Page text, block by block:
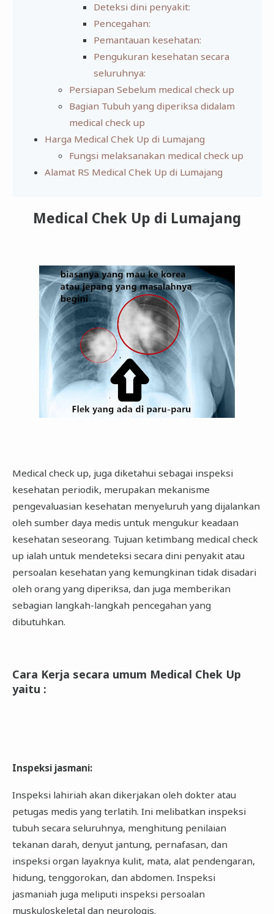
Deteksi dini penyakit:
Pencegahan:
Pemantauan kesehatan:
Pengukuran kesehatan secara
seluruhnya:
Persiapan Sebelum medical check up
Bagian Tubuh yang diperiksa didalam
medical check up
Harga Medical Chek Up di Lumajang
Fungsi melaksanakan medical check up
Alamat RS Medical Chek Up di Lumajang
Medical Chek Up di Lumajang
Medical check up, juga diketahui sebagai inspeksi
kesehatan periodik, merupakan mekanisme
pengevaluasian kesehatan menyeluruh yang dijalankan
oleh sumber daya medis untuk mengukur keadaan
kesehatan seseorang. Tujuan ketimbang medical check
up ialah untuk mendeteksi secara dini penyakit atau
persoalan kesehatan yang kemungkinan tidak disadari
oleh orang yang diperiksa, dan juga memberikan
sebagian langkah-langkah pencegahan yang
dibutuhkan.
Cara Kerja secara umum Medical Chek Up
yaitu :
Inspeksi jasmani:
Inspeksi lahiriah akan dikerjakan oleh dokter atau
petugas medis yang terlatih. Ini melibatkan inspeksi
tubuh secara seluruhnya, menghitung penilaian
tekanan darah, denyut jantung, pernafasan, dan
inspeksi organ layaknya kulit, mata, alat pendengaran,
hidung, tenggorokan, dan abdomen. Inspeksi
jasmaniah juga meliputi inspeksi persoalan
muskuloskeletal dan neurologis.